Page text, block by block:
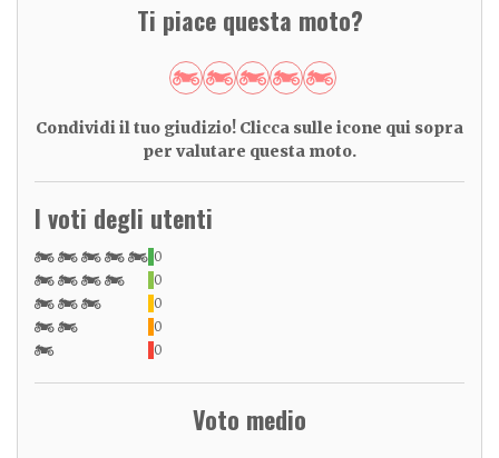
Ti piace questa moto?
Condividi il tuo giudizio! Clicca sulle icone qui sopra
per valutare questa moto.
I voti degli utenti
0
0
0
0
0
Voto medio